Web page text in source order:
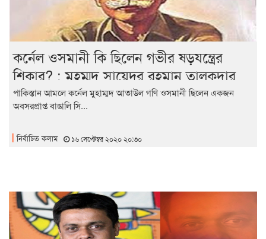
কর্নেল ওসমানী কি ছিলেন গভীর ষড়যন্ত্রের
শিকার? : মুহম্মদ সায়েদুর রহমান তালুকদার
পাকিস্তান আমলে কর্নেল মুহাম্মদ আতাউল গণি ওসমানী ছিলেন একজন
অবসরপ্রাপ্ত বাঙালি সি...
নির্বাচিত কলাম ১৬ সেপ্টেম্বর ২০২০ ২০:৩০